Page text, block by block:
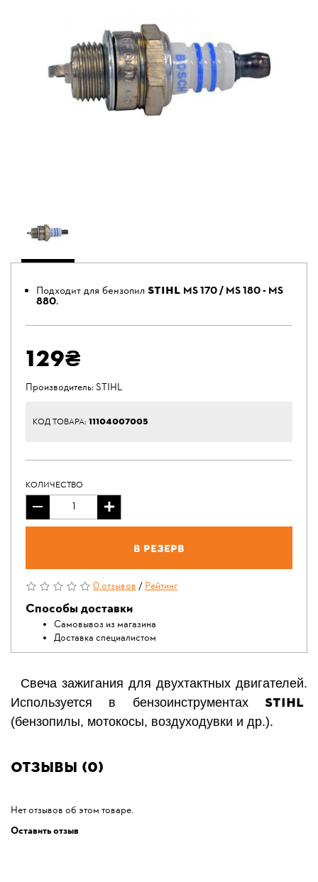
Подходит для бензопил STIHL MS 170 / MS 180 - MS
880.
129₴
Производитель:STIHL
КОД ТОВАРА: 11104007005
КОЛИЧЕСТВО
В резерв
0 отзывов/Рейтинг
Способы доставки
Самовывоз из магазина
Доставка специалистом
Свеча зажигания для двухтактных двигателей.
Используется в бензоинструментах STIHL
(бензопилы, мотокосы, воздуходувки и др.).
Отзывы (0)
Нет отзывов об этом товаре.
Оставить отзыв